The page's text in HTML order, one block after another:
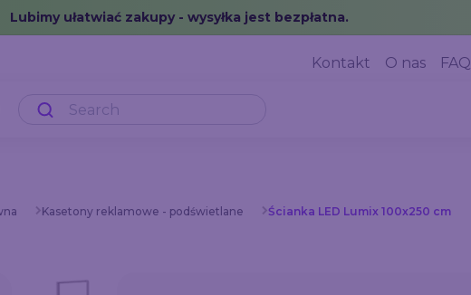
Lubimy ułatwiać zakupy - wysyłka jest bezpłatna.
Kontakt O nas FAQ
Kasetony reklamowe - podświetlane Ścianka LED Lumix 100x250 cm